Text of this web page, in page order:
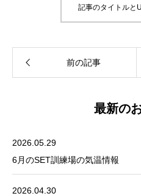
記事のタイトルと
最新の
2026.05.29
6月のSET訓練場の気温情報
2026.04.30